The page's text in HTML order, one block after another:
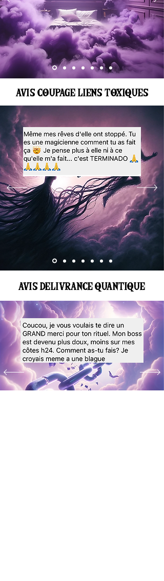
AVIS COUPAGE LIENS TOXIQUES
AVIS DELIVRANCE QUANTIQUE